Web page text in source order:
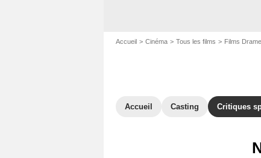
Accueil Cinéma Tous les films Films Drame
Accueil Casting Critiques